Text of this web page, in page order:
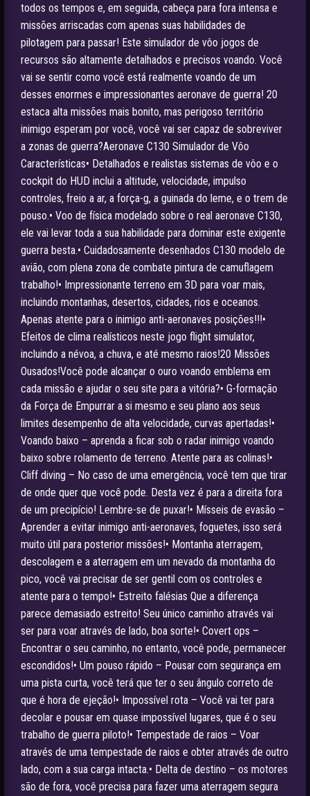
todos os tempos e, em seguida, cabeça para fora intensa e
missões arriscadas com apenas suas habilidades de
pilotagem para passar! Este simulador de vôo jogos de
recursos são altamente detalhados e precisos voando. Você
vai se sentir como você está realmente voando de um
desses enormes e impressionantes aeronave de guerra! 20
estaca alta missões mais bonito, mas perigoso território
inimigo esperam por você, você vai ser capaz de sobreviver
a zonas de guerra?Aeronave C130 Simulador de Vôo
Características• Detalhados e realistas sistemas de vôo e o
cockpit do HUD inclui a altitude, velocidade, impulso
controles, freio a ar, a força-g, a guinada do leme, e o trem de
pouso.• Voo de física modelado sobre o real aeronave C130,
ele vai levar toda a sua habilidade para dominar este exigente
guerra besta.• Cuidadosamente desenhados C130 modelo de
avião, com plena zona de combate pintura de camuflagem
trabalho!• Impressionante terreno em 3D para voar mais,
incluindo montanhas, desertos, cidades, rios e oceanos.
Apenas atente para o inimigo anti-aeronaves posições!!!•
Efeitos de clima realísticos neste jogo flight simulator,
incluindo a névoa, a chuva, e até mesmo raios!20 Missões
Ousados!Você pode alcançar o ouro voando emblema em
cada missão e ajudar o seu site para a vitória?• G-formação
da Força de Empurrar a si mesmo e seu plano aos seus
limites desempenho de alta velocidade, curvas apertadas!•
Voando baixo – aprenda a ficar sob o radar inimigo voando
baixo sobre rolamento de terreno. Atente para as colinas!•
Cliff diving – No caso de uma emergência, você tem que tirar
de onde quer que você pode. Desta vez é para a direita fora
de um precipício! Lembre-se de puxar!• Mísseis de evasão –
Aprender a evitar inimigo anti-aeronaves, foguetes, isso será
muito útil para posterior missões!• Montanha aterragem,
descolagem e a aterragem em um nevado da montanha do
pico, você vai precisar de ser gentil com os controles e
atente para o tempo!• Estreito falésias Que a diferença
parece demasiado estreito! Seu único caminho através vai
ser para voar através de lado, boa sorte!• Covert ops –
Encontrar o seu caminho, no entanto, você pode, permanecer
escondidos!• Um pouso rápido – Pousar com segurança em
uma pista curta, você terá que ter o seu ângulo correto de
que é hora de ejeção!• Impossível rota – Você vai ter para
decolar e pousar em quase impossível lugares, que é o seu
trabalho de guerra piloto!• Tempestade de raios – Voar
através de uma tempestade de raios e obter através de outro
lado, com a sua carga intacta.• Delta de destino – os motores
são de fora, você precisa para fazer uma aterragem segura